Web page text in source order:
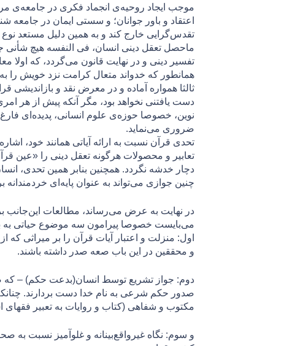
موجب ایجاد روحیه‌ی انجماد فکری در جامعه‌ی
اعتقاد و باور جوانان؛ و سستی ایمان در
تقدس‌گرایی خارج کند و به همین دلیل مستعد
ماحصل تعقل دینی انسان، فی النفسه هیچ
تفسیر دینی و در نهایت قانون می‌گردد، که
همانطور که خدواند متعال کرامت نزد خویش را
ثالثا همواره آماده‌ و در معرض نقد و بازاندیشی
دست یافتنی نخواهد بود، مگر آنکه پیش از هر
نوین، خصوصا حوزه‌ی علوم انسانی، پدیده‌ای
ضروری می‌نماید.
تحدی قرآن نسبت به ارائه آیاتی همانند خود،
تعابیر و محصولات هرگونه تعقل دینی را «عین
دچار خدشه نگردد. همچنین بنابر همین تحدی،
چنین جوازی می‌تواند به عنوان پایه‌ای
در نهایت به عرض می‌رساند، مطالعات این‌جانب
می‌بایست خصوصا پیرامون سه موضوع حیاتی به
اول: منزلت و اعتبار آیات قرآن را بر میراثی
و محققین در این باب صعه صدر داشته باشند.
دوم: جواز تشریع توسط انسان(بدعت حکم) – که
صدور حکم شرعی به نام خدا دست بردارند.
مكتوب و شفاهی (كتاب و روايات به تعبير فقهای اسلامی) انجام می
و سوم: نگاه غیرواقع‌بینانه و غلوآميز نسبت به